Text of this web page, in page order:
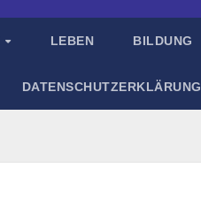
LEBEN BILDUNG
DATENSCHUTZERKLÄRUNG